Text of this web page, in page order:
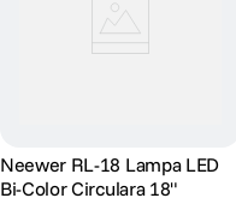
Neewer RL-18 Lampa LED
Bi-Color Circulara 18"